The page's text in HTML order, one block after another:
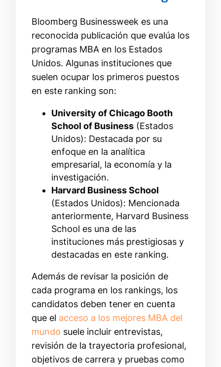
Bloomberg Businessweek es una
reconocida publicación que evalúa los
programas MBA en los Estados
Unidos. Algunas instituciones que
suelen ocupar los primeros puestos
en este ranking son:
University of Chicago Booth
School of Business (Estados
Unidos): Destacada por su
enfoque en la analítica
empresarial, la economía y la
investigación.
Harvard Business School
(Estados Unidos): Mencionada
anteriormente, Harvard Business
School es una de las
instituciones más prestigiosas y
destacadas en este ranking.
Además de revisar la posición de
cada programa en los rankings, los
candidatos deben tener en cuenta
que el acceso a los mejores MBA del
mundo suele incluir entrevistas,
revisión de la trayectoria profesional,
objetivos de carrera y pruebas como